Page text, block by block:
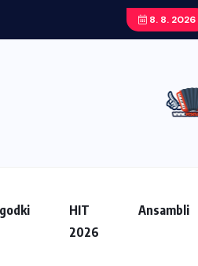
8. 8. 2026
HIT
2026
Ansambli